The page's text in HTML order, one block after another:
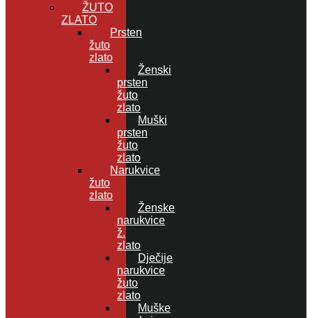
ŽUTO
ZLATO
Prsten
žuto
zlato
Ženski
prsten
žuto
zlato
Muški
prsten
žuto
zlato
Narukvice
žuto
zlato
Ženske
narukvice
ž.
zlato
Dječije
narukvice
žuto
zlato
Muške